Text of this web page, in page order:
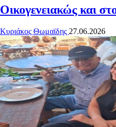
Οικογενειακώς και
Κυριάκος Θωμαϊδης 27.06.2026